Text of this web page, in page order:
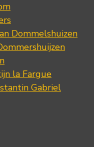
Dommelshuizen
la Fargue
Gabriel